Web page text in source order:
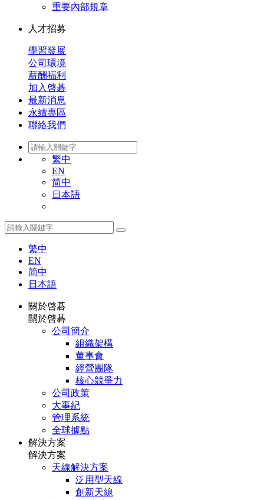
重要內部規章
人才招募
學習發展
公司環境
薪酬福利
加入啓碁
最新消息
永續專區
聯絡我們
繁中
EN
简中
日本語
繁中
EN
简中
日本語
關於啓碁
關於啓碁
公司簡介
組織架構
董事會
經營團隊
核心競爭力
公司政策
大事紀
管理系統
全球據點
解決方案
解決方案
天線解決方案
泛用型天線
創新天線